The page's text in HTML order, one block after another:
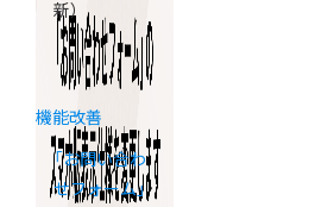
新）
機能改善
「お問い合わ
せフォーム」